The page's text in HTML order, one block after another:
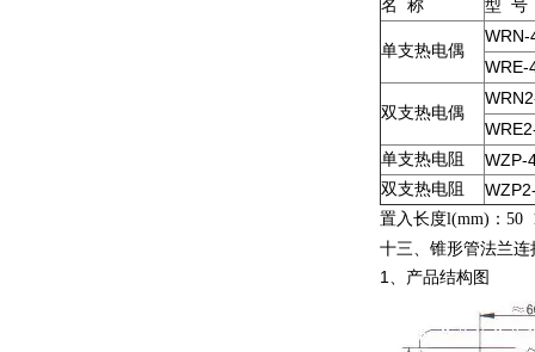
名 称 型 号
单支热电偶
WRN-
WRE-
双支热电偶
单支热电阻 WZP-
双支热电阻
置入长度l(mm) ： 50
十三、锥形管法兰
1、产品结构图